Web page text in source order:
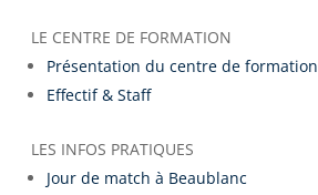
LE CENTRE DE FORMATION
Présentation du centre de formation
Effectif & Staff
LES INFOS PRATIQUES
Jour de match à Beaublanc